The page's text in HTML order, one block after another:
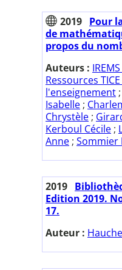
2019 Pour
de
propos du
Auteurs :
Ressources
l'enseignement ;
Isabelle ;
Chrystèle ;
Kerboul Cécile ;
Anne ; Sommier
2019
Edition 2019.
17.
Auteur :